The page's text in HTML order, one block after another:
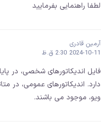
لطفا راهنمایی بفرمایید
آرمین قادری
2024-10-11 2:30 ق.ظ
فایل اندیکاتورهای شخصی، در
دارد. اندیکاتورهای عمومی، در
ویو، موجود می باشند.